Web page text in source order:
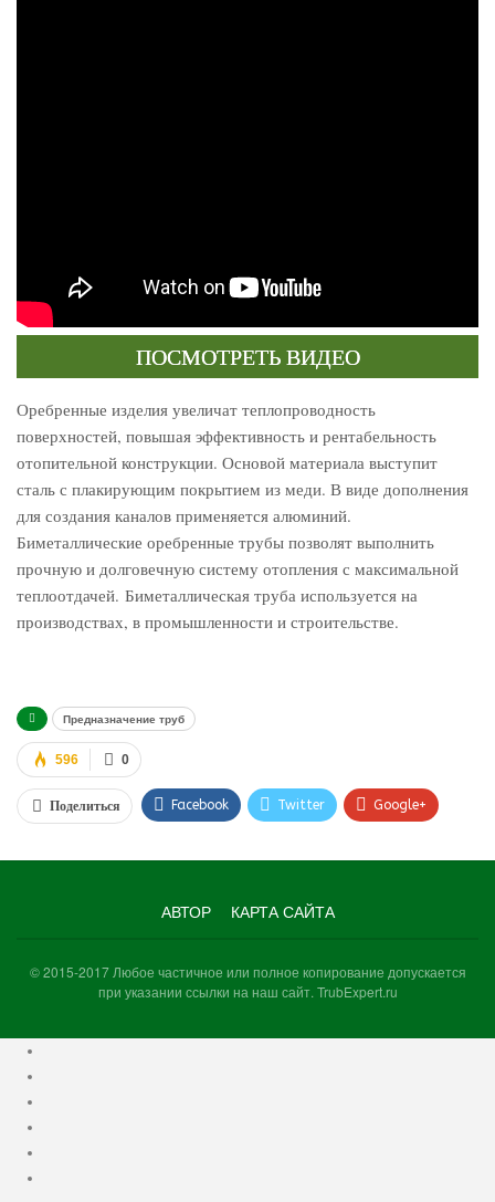
ПОСМОТРЕТЬ ВИДЕО
Оребренные изделия увеличат теплопроводность
поверхностей, повышая эффективность и рентабельность
отопительной конструкции. Основой материала выступит
сталь с плакирующим покрытием из меди. В виде дополнения
для создания каналов применяется алюминий.
Биметаллические оребренные трубы позволят выполнить
прочную и долговечную систему отопления с максимальной
теплоотдачей. Биметаллическая труба используется на
производствах, в промышленности и строительстве.
Предназначение труб
0
596
Поделиться Facebook Twitter Google+
АВТОР КАРТА САЙТА
© 2015-2017 Любое частичное или полное копирование допускается
при указании ссылки на наш сайт. TrubExpert.ru